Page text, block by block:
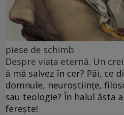
piese de schimb
Despre viața eternă. Un
ă mă salvez în cer? Păi, ce
domnule, neuroștiințe,
sau teologie? În halul ăsta
ferește!